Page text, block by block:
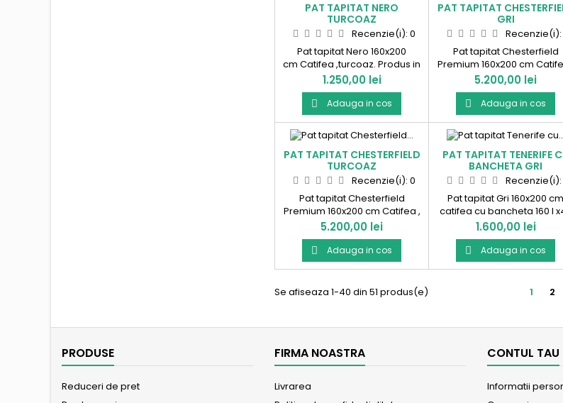
PAT TAPITAT NERO
TURCOAZ
Recenzie(i): 0
Pat tapitat Nero 160x200
cm Catifea ,turcoaz. Produs in
Romania!
Pret
1.250,00 lei
 Adauga in cos
PAT TAPITAT
GRI
Recenzie(i):
Pat tapitat Chesterfield
Premium 160x200 cm
Gri cu somiera rabatabila si
lada depozitare. Produs in
Romania!
Pret
5.200,00 lei
 Adauga in cos
PAT TAPITAT CHESTERFIELD
TURCOAZ
Recenzie(i): 0
Pat tapitat Chesterfield
Premium 160x200 cm Catifea ,
turcoaz cu somiera rabatabila
si lada depozitare. Produs in
Romania!
Pret
5.200,00 lei
 Adauga in cos
PAT TAPITAT TENERIFE
BANCHETA GRI
Recenzie(i):
Pat tapitat Gri 160x200 cm
catifea cu bancheta 160 l
adancime x30 h cm. Produs
Romania!
Pret
1.600,00 lei
 Adauga in cos
Se afiseaza 1-40 din 51 produs(e) 1 2
PRODUSE
Reduceri de pret
FIRMA NOASTRA
Livrarea
CONTUL TAU
Informatii